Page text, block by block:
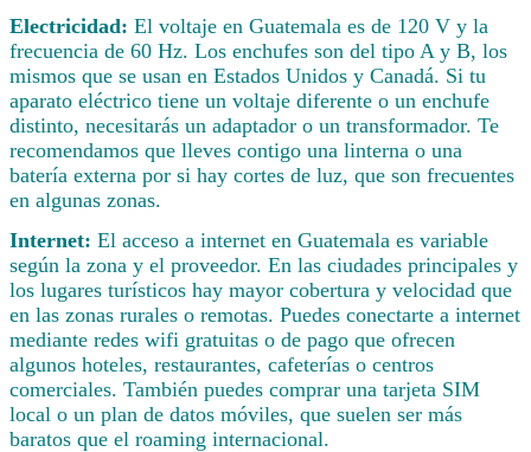
Electricidad: El voltaje en Guatemala es de 120 V y la
frecuencia de 60 Hz. Los enchufes son del tipo A y B, los
mismos que se usan en Estados Unidos y Canadá. Si tu
aparato eléctrico tiene un voltaje diferente o un enchufe
distinto, necesitarás un adaptador o un transformador. Te
recomendamos que lleves contigo una linterna o una
batería externa por si hay cortes de luz, que son frecuentes
en algunas zonas.
Internet: El acceso a internet en Guatemala es variable
según la zona y el proveedor. En las ciudades principales y
los lugares turísticos hay mayor cobertura y velocidad que
en las zonas rurales o remotas. Puedes conectarte a internet
mediante redes wifi gratuitas o de pago que ofrecen
algunos hoteles, restaurantes, cafeterías o centros
comerciales. También puedes comprar una tarjeta SIM
local o un plan de datos móviles, que suelen ser más
baratos que el roaming internacional.